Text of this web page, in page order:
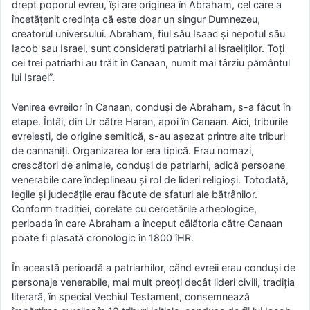
drept poporul evreu, îşi are originea în Abraham, cel care a
încetăţenit credinţa că este doar un singur Dumnezeu,
creatorul universului. Abraham, fiul său Isaac şi nepotul său
Iacob sau Israel, sunt consideraţi patriarhi ai israeliţilor. Toţi
cei trei patriarhi au trăit în Canaan, numit mai târziu pământul
lui Israel”.
Venirea evreilor în Canaan, conduşi de Abraham, s-a făcut în
etape. Întâi, din Ur către Haran, apoi în Canaan. Aici, triburile
evreieşti, de origine semitică, s-au aşezat printre alte triburi
de cannaniţi. Organizarea lor era tipică. Erau nomazi,
crescători de animale, conduşi de patriarhi, adică persoane
venerabile care îndeplineau şi rol de lideri religioşi. Totodată,
legile şi judecăţile erau făcute de sfaturi ale bătrânilor.
Conform tradiţiei, corelate cu cercetările arheologice,
perioada în care Abraham a început călătoria către Canaan
poate fi plasată cronologic în 1800 îHR.
În această perioadă a patriarhilor, când evreii erau conduşi de
personaje venerabile, mai mult preoţi decât lideri civili, tradiţia
literară, în special Vechiul Testament, consemnează